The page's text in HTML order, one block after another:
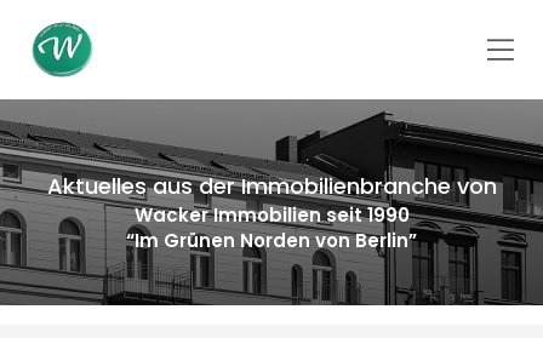
Aktuelles aus der Immobilienbranche von
Wacker Immobilien seit 1990
“Im Grünen Norden von Berlin”